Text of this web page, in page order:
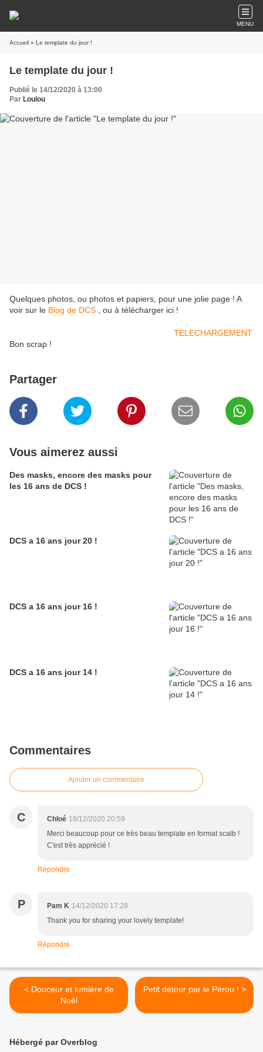
MENU
Accueil » Le template du jour !
Le template du jour !
Publié le 14/12/2020 à 13:00
Par Loulou
Quelques photos, ou photos et papiers, pour une jolie page ! A
voir sur le Blog de DCS , ou à télécharger ici !
TELECHARGEMENT
Bon scrap !
Partager
Vous aimerez aussi
Des masks, encore des masks pour
les 16 ans de DCS !
DCS a 16 ans jour 20 !
DCS a 16 ans jour 16 !
DCS a 16 ans jour 14 !
Commentaires
Ajouter un commentaire
C Chloé 18/12/2020 20:59
Merci beaucoup pour ce très beau template en format scalb !
C'est très apprécié !
Répondre
P Pam K 14/12/2020 17:28
Thank you for sharing your lovely template!
Répondre
< Douceur et lumière de
Noël
Petit détour par le Pérou ! >
Hébergé par Overblog